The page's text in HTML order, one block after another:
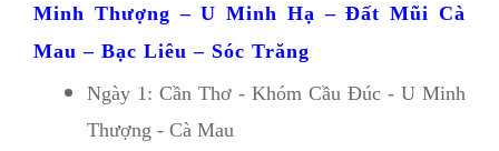
Minh Thượng – U Minh Hạ – Đất Mũi Cà
Mau – Bạc Liêu – Sóc Trăng
Ngày 1: Cần Thơ - Khóm Cầu Đúc - U Minh
Thượng - Cà Mau